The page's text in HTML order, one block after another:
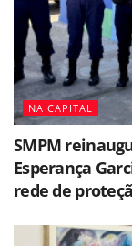
NA CAPITAL
SMPM
Esperança
rede de